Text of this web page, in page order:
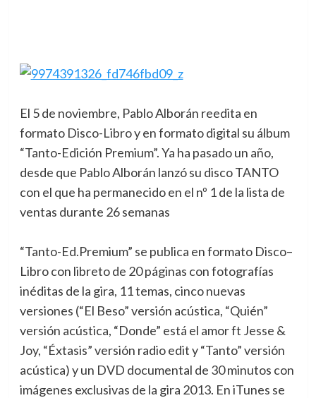
El 5 de noviembre, Pablo Alborán reedita en
formato Disco-Libro y en formato digital su álbum
“Tanto-Edición Premium”. Ya ha pasado un año,
desde que Pablo Alborán lanzó su disco TANTO
con el que ha permanecido en el nº 1 de la lista de
ventas durante 26 semanas
“Tanto-Ed.Premium” se publica en formato Disco–
Libro con libreto de 20 páginas con fotografías
inéditas de la gira, 11 temas, cinco nuevas
versiones (“El Beso” versión acústica, “Quién”
versión acústica, “Donde” está el amor ft Jesse &
Joy, “Éxtasis” versión radio edit y “Tanto” versión
acústica) y un DVD documental de 30 minutos con
imágenes exclusivas de la gira 2013. En iTunes se